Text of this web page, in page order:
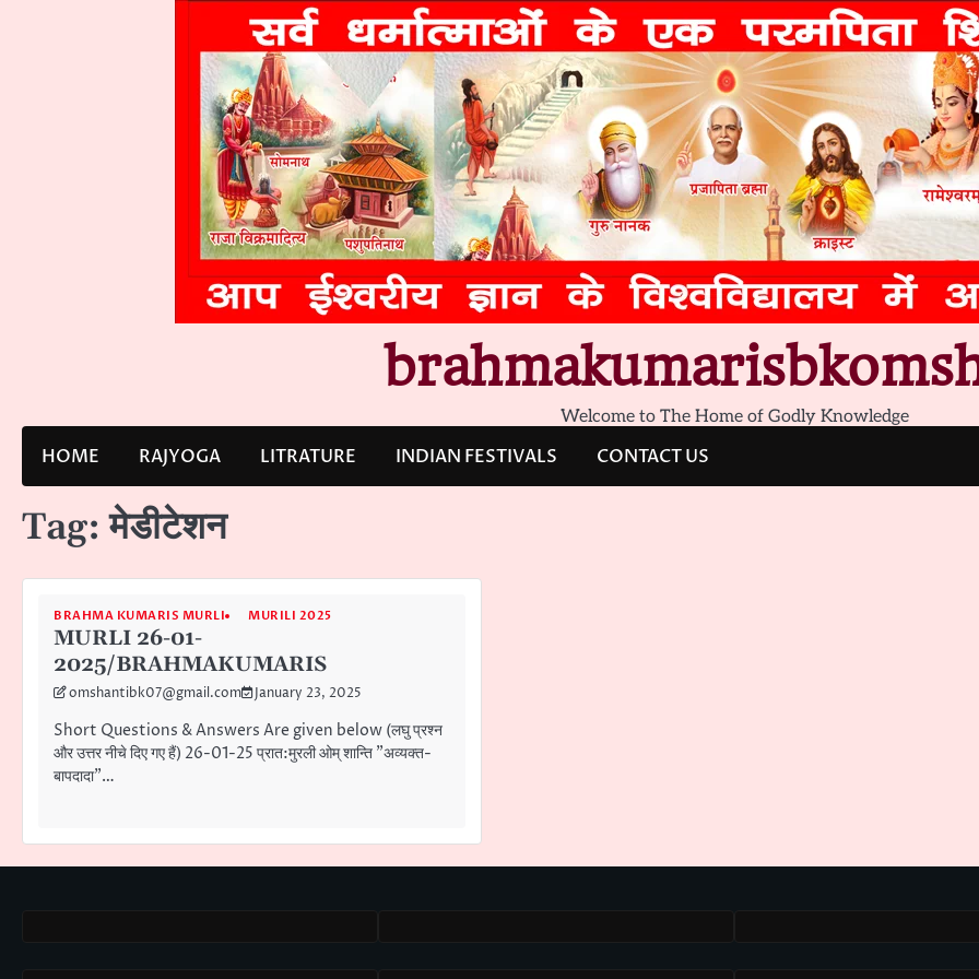
Welcome to The Home of Godly Knowledge
HOME RAJYOGA LITRATURE INDIAN FESTIVALS CONTACT US
Tag:मेडीटेशन
BRAHMA KUMARIS MURLI MURILI 2025
MURLI 26-01-
2025/BRAHMAKUMARIS
omshantibk07@gmail.com January 23, 2025
Short Questions & Answers Are given below (लघु प्रश्न
और उत्तर नीचे दिए गए हैं) 26-01-25 प्रात:मुरली ओम् शान्ति ”अव्यक्त-
बापदादा”…